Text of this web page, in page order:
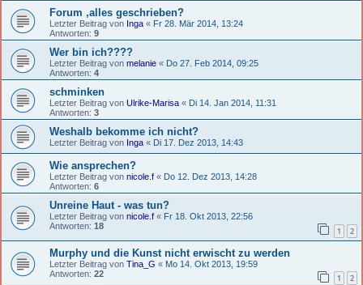
Forum ,alles geschrieben?
Letzter Beitrag von Inga « Fr 28. Mär 2014, 13:24
Antworten: 9
Wer bin ich????
Letzter Beitrag von melanie « Do 27. Feb 2014, 09:25
Antworten: 4
schminken
Letzter Beitrag von Ulrike-Marisa « Di 14. Jan 2014, 11:31
Antworten: 3
Weshalb bekomme ich nicht?
Letzter Beitrag von Inga « Di 17. Dez 2013, 14:43
Wie ansprechen?
Letzter Beitrag von nicole.f « Do 12. Dez 2013, 14:28
Antworten: 6
Unreine Haut - was tun?
Letzter Beitrag von nicole.f « Fr 18. Okt 2013, 22:56
Antworten: 18 1 2
Murphy und die Kunst nicht erwischt zu werden
Letzter Beitrag von Tina_G « Mo 14. Okt 2013, 19:59
Antworten: 22 1 2